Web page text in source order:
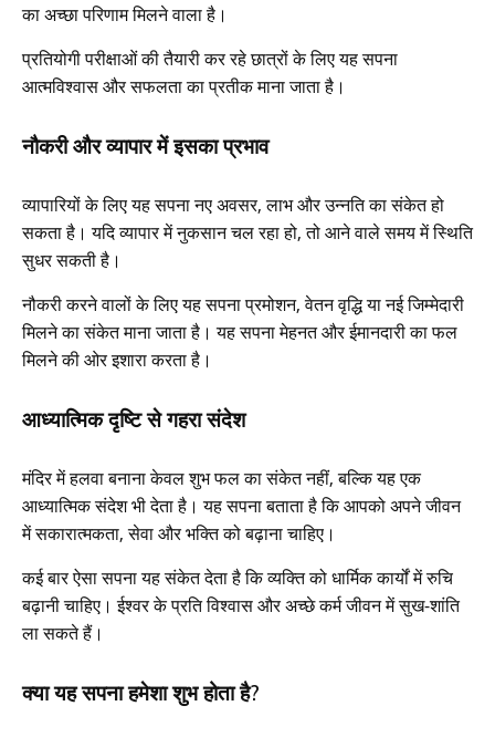
का अच्छा परिणाम मिलने वाला है।
प्रतियोगी परीक्षाओं की तैयारी कर रहे छात्रों के लिए यह सपना
आत्मविश्वास और सफलता का प्रतीक माना जाता है।
नौकरी और व्यापार में इसका प्रभाव
व्यापारियों के लिए यह सपना नए अवसर, लाभ और उन्नति का संकेत हो
सकता है। यदि व्यापार में नुकसान चल रहा हो, तो आने वाले समय में स्थिति
सुधर सकती है।
नौकरी करने वालों के लिए यह सपना प्रमोशन, वेतन वृद्धि या नई जिम्मेदारी
मिलने का संकेत माना जाता है। यह सपना मेहनत और ईमानदारी का फल
मिलने की ओर इशारा करता है।
आध्यात्मिक दृष्टि से गहरा संदेश
मंदिर में हलवा बनाना केवल शुभ फल का संकेत नहीं, बल्कि यह एक
आध्यात्मिक संदेश भी देता है। यह सपना बताता है कि आपको अपने जीवन
में सकारात्मकता, सेवा और भक्ति को बढ़ाना चाहिए।
कई बार ऐसा सपना यह संकेत देता है कि व्यक्ति को धार्मिक कार्यों में रुचि
बढ़ानी चाहिए। ईश्वर के प्रति विश्वास और अच्छे कर्म जीवन में सुख-शांति
ला सकते हैं।
क्या यह सपना हमेशा शुभ होता है?